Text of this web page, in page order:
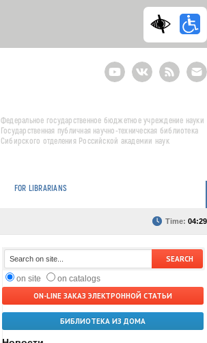
YoutubeВКонтактеRSS
E-
mail
Федеральное государственное бюджетное учреждение науки
Государственная публичная научно-техническая библиотека
Сибирского отделения Российской академии наук
FOR LIBRARIANS
Time: 04:29
on site
on catalogs
ON-LINE ЗАКАЗ ЭЛЕКТРОННОЙ СТАТЬИ
БИБЛИОТЕКА ИЗ ДОМА